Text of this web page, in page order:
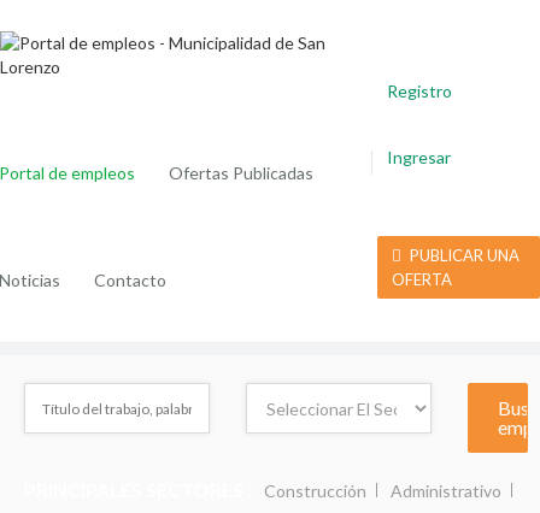
Portal de empleos Ofertas Publicadas
Noticias Contacto
Registro
Ingresar
PUBLICAR UNA
OFERTA
Construcción Administrativo